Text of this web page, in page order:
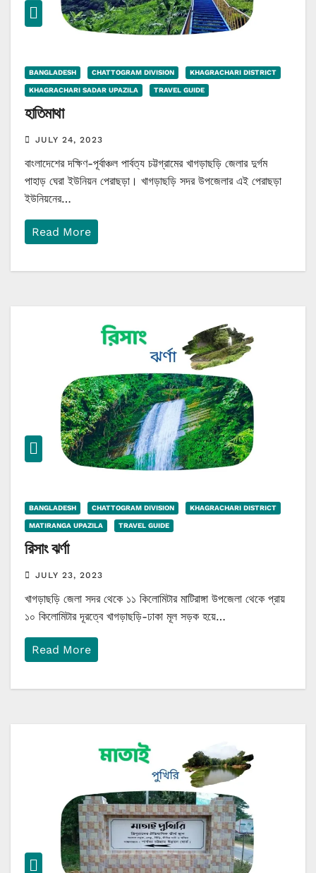
BANGLADESH CHATTOGRAM DIVISION KHAGRACHARI DISTRICT
KHAGRACHARI SADAR UPAZILA TRAVEL GUIDE
হাতিমাথা
JULY 24, 2023
বাংলাদেশের দক্ষিণ-পূর্বাঞ্চল পার্বত্য চট্টগ্রামের খাগড়াছড়ি জেলার দুর্গম
পাহাড় ঘেরা ইউনিয়ন পেরাছড়া। খাগড়াছড়ি সদর উপজেলার এই পেরাছড়া
ইউনিয়নের…
Read More
BANGLADESH CHATTOGRAM DIVISION KHAGRACHARI DISTRICT
MATIRANGA UPAZILA TRAVEL GUIDE
রিসাং ঝর্ণা
JULY 23, 2023
খাগড়াছড়ি জেলা সদর থেকে ১১ কিলোমিটার মাটিরাঙ্গা উপজেলা থেকে প্রায়
১০ কিলোমিটার দূরত্বে খাগড়াছড়ি-ঢাকা মূল সড়ক হয়ে…
Read More